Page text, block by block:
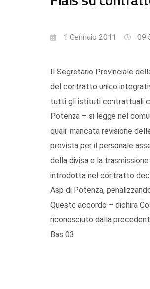
1 Gennaio 2011
Il Segretario Provinciale
del contratto unico
tutti gli istituti contrattuali
Potenza – si legge nel
quali: mancata revisione
prevista per il personale
della divisa e la
introdotta nel contratto
Asp di Potenza,
Questo accordo – dichira
riconosciuto dalla
Bas 03